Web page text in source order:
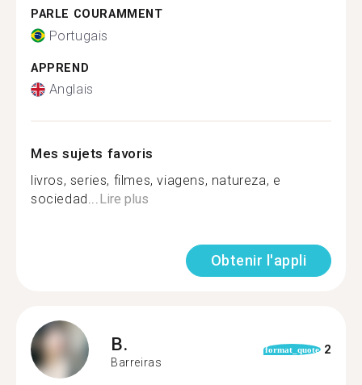
PARLE COURAMMENT
Portugais
APPREND
Anglais
Mes sujets favoris
livros, series, filmes, viagens, natureza, e
sociedad...Lire plus
Obtenir l'appli
B.
Barreiras
format_quote 2